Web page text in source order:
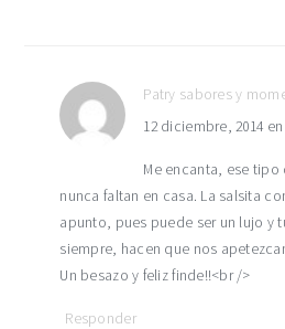
Patry sabores y
12 diciembre, 2014 en
Me encanta, ese
nunca faltan en casa. La salsita
apunto, pues puede ser un lujo y
siempre, hacen que nos
Un besazo y feliz finde!!<br />
Responder